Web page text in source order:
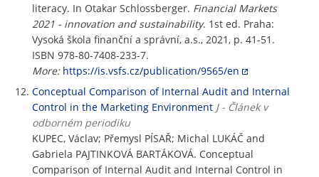
literacy. In Otakar Schlossberger. Financial Markets
2021 - innovation and sustainability. 1st ed. Praha:
Vysoká škola finanční a správní, a.s., 2021, p. 41-51.
ISBN 978-80-7408-233-7.
More: https://is.vsfs.cz/publication/9565/en
Conceptual Comparison of Internal Audit and Internal
Control in the Marketing Environment J - Článek v
odborném periodiku
KUPEC, Václav; Přemysl PÍSAŘ; Michal LUKÁČ and
Gabriela PAJTINKOVÁ BARTÁKOVÁ. Conceptual
Comparison of Internal Audit and Internal Control in